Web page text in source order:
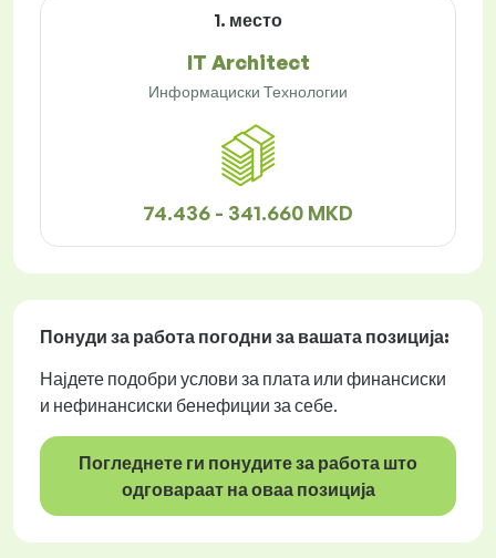
1. место
IT Architect
Информациски Технологии
74.436 - 341.660 MKD
Понуди за работа погодни за вашата позиција:
Најдете подобри услови за плата или финансиски
и нефинансиски бенефиции за себе.
Погледнете ги понудите за работа што
одговараат на оваа позиција